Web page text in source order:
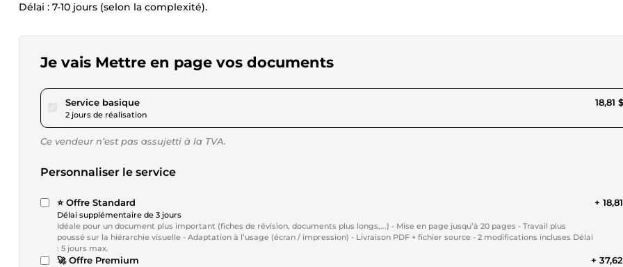
Délai : 7-10 jours (selon la complexité).
Je vais Mettre en page vos documents
Service basiquepour 17,34 $US
2 jours de réalisation
18,81
Ce vendeur n’est pas assujetti à la TVA.
Personnaliser le service
⭐️ Offre Standard
Délai supplémentaire de 3 jours
Idéale pour un document plus important (fiches de révision, documents plus longs,...) - Mise en page jusqu’à 20 pages - Travail plus
poussé sur la hiérarchie visuelle - Adaptation à l’usage (écran / impression) - Livraison PDF + fichier source - 2 modifications incluses Délai
: 5 jours max.
+
🚀 Offre Premium +